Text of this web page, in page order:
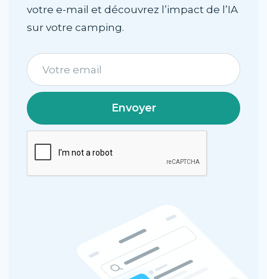
votre e-mail et découvrez l’impact de l’IA
sur votre camping.